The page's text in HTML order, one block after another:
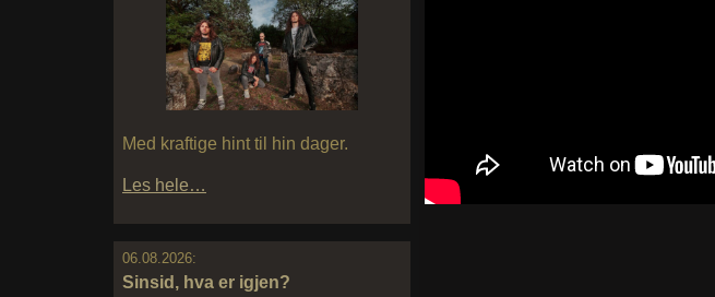
Med kraftige hint til hin dager.
Les hele…
06.08.2026:
Sinsid, hva er igjen?